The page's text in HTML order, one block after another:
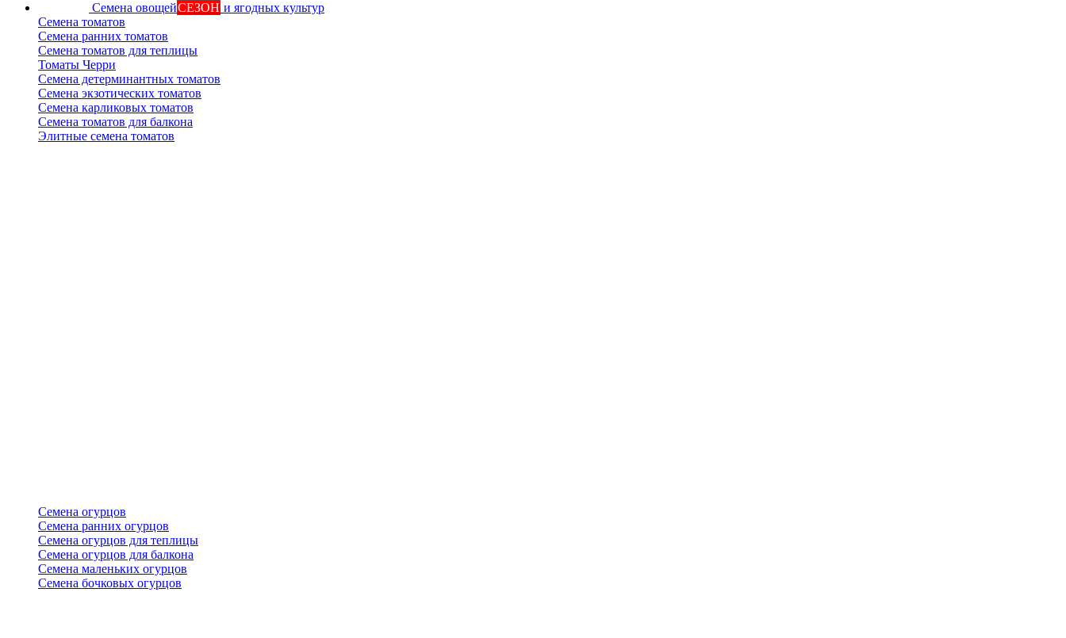
Семена овощейСЕЗОН и ягодных культур
Семена томатов
Семена ранних томатов
Семена томатов для теплицы
Томаты Черри
Семена детерминантных томатов
Семена экзотических томатов
Семена карликовых томатов
Семена томатов для балкона
Элитные семена томатов
Семена огурцов
Семена ранних огурцов
Семена огурцов для теплицы
Семена огурцов для балкона
Семена маленьких огурцов
Семена бочковых огурцов